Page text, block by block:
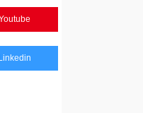
Linkedin